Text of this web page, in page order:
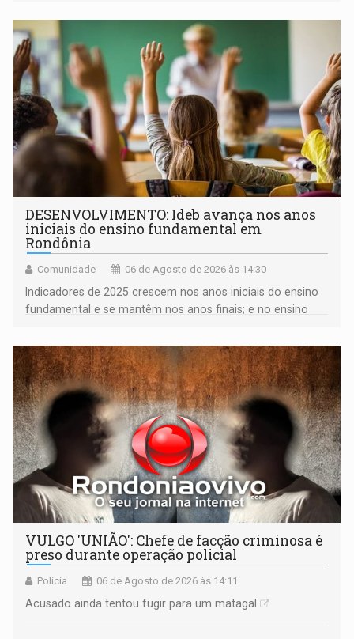
DESENVOLVIMENTO: Ideb avança nos anos
iniciais do ensino fundamental em
Rondônia
Comunidade 06 de Agosto de 2026 às 14:30
Indicadores de 2025 crescem nos anos iniciais do ensino
fundamental e se mantêm nos anos finais; e no ensino
VULGO 'UNIÃO': Chefe de facção criminosa é
preso durante operação policial
Polícia 06 de Agosto de 2026 às 14:11
Acusado ainda tentou fugir para um matagal